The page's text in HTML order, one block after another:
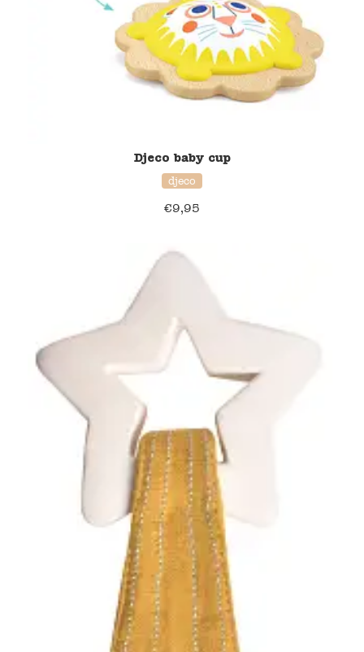
Djeco baby cup
djeco
€9,95